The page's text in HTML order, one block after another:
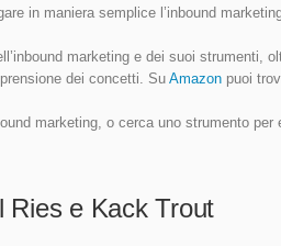
in maniera semplice l’inbound
marketing e dei suoi strumenti,
dei concetti. Su Amazon puoi
marketing, o cerca uno strumento
Ries e Kack Trout